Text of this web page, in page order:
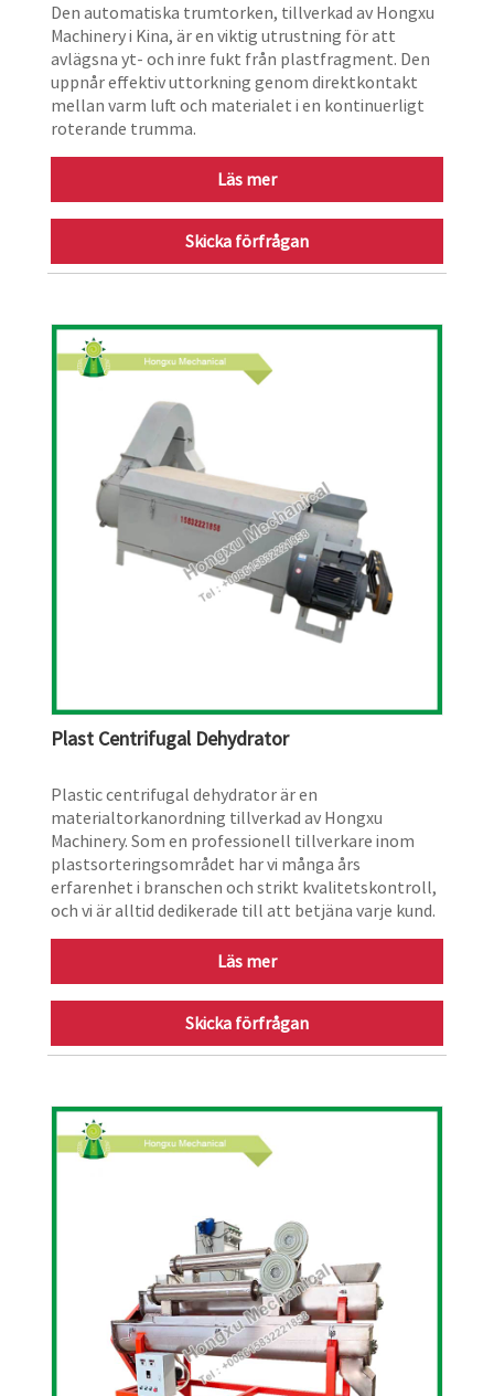
Den automatiska trumtorken, tillverkad av Hongxu
Machinery i Kina, är en viktig utrustning för att
avlägsna yt- och inre fukt från plastfragment. Den
uppnår effektiv uttorkning genom direktkontakt
mellan varm luft och materialet i en kontinuerligt
roterande trumma.
Läs mer
Skicka förfrågan
Plast Centrifugal Dehydrator
Plastic centrifugal dehydrator är en
materialtorkanordning tillverkad av Hongxu
Machinery. Som en professionell tillverkare inom
plastsorteringsområdet har vi många års
erfarenhet i branschen och strikt kvalitetskontroll,
och vi är alltid dedikerade till att betjäna varje kund.
Läs mer
Skicka förfrågan